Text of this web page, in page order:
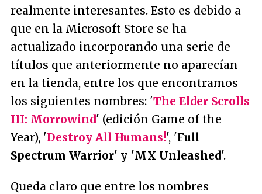
realmente interesantes. Esto es debido a
que en la Microsoft Store se ha
actualizado incorporando una serie de
títulos que anteriormente no aparecían
en la tienda, entre los que encontramos
los siguientes nombres: 'The Elder Scrolls
III: Morrowind' (edición Game of the
Year), 'Destroy All Humans!', 'Full
Spectrum Warrior' y 'MX Unleashed'.
Queda claro que entre los nombres